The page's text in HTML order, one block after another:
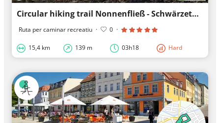
Circular hiking trail Nonnenfließ - Schwärzetal
Ruta per caminar recreatiu · 0 ·
15,4 km 139 m 03h18 Hard